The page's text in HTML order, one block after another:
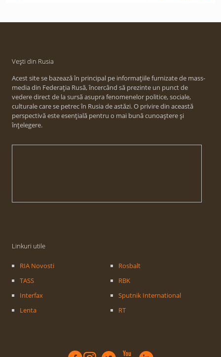
Vești din Rusia
Acest site se bazează în principal pe informațiile furnizate de mass-
media din Federația Rusă, încercând să prezinte un punct de
vedere direct de la sursă asupra fenomenelor politice, sociale,
culturale care se petrec în Rusia de astăzi. O privire din această
perspectivă este esențială pentru o mai bună cunoaștere și
înțelegere.
Linkuri utile
RIA Novosti
TASS
Interfax
Lenta
Rosbalt
RBK
Sputnik International
RT